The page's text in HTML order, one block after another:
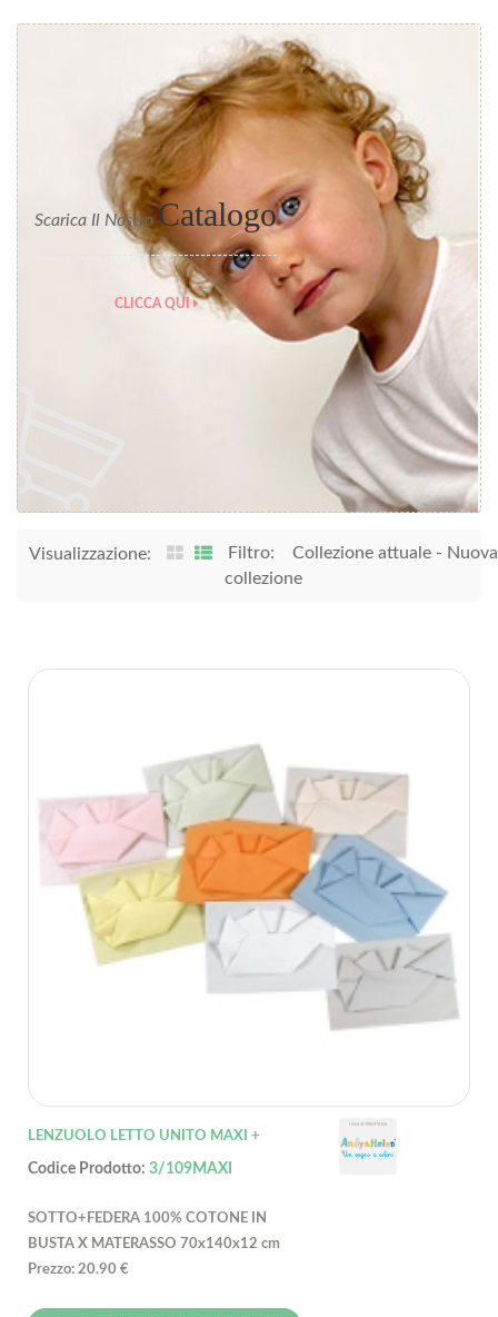
Scarica Il Nostro Catalogo
CLICCA QUI
Visualizzazione: Filtro: Collezione attuale- Nuova
collezione
LENZUOLO LETTO UNITO MAXI +
Codice Prodotto: 3/109MAXI
SOTTO+FEDERA 100% COTONE IN
BUSTA X MATERASSO 70x140x12 cm
Prezzo: 20.90 €